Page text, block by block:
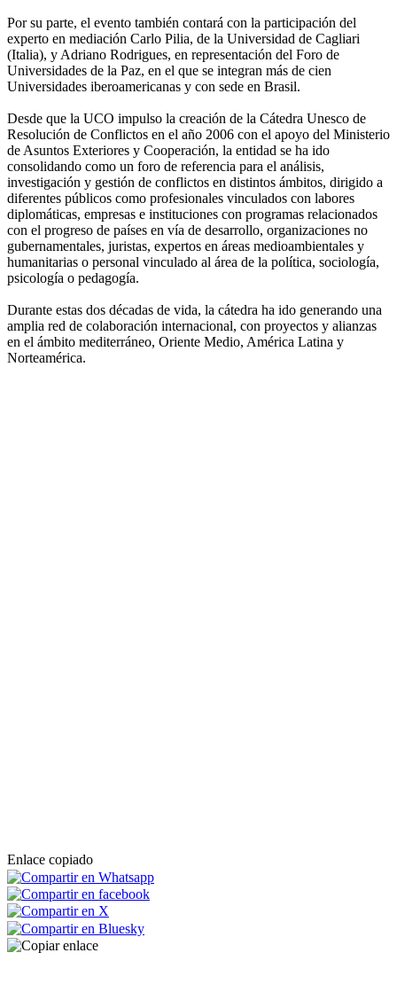
Por su parte, el evento también contará con la participación del
experto en mediación Carlo Pilia, de la Universidad de Cagliari
(Italia), y Adriano Rodrigues, en representación del Foro de
Universidades de la Paz, en el que se integran más de cien
Universidades iberoamericanas y con sede en Brasil.
Desde que la UCO impulso la creación de la Cátedra Unesco de
Resolución de Conflictos en el año 2006 con el apoyo del Ministerio
de Asuntos Exteriores y Cooperación, la entidad se ha ido
consolidando como un foro de referencia para el análisis,
investigación y gestión de conflictos en distintos ámbitos, dirigido a
diferentes públicos como profesionales vinculados con labores
diplomáticas, empresas e instituciones con programas relacionados
con el progreso de países en vía de desarrollo, organizaciones no
gubernamentales, juristas, expertos en áreas medioambientales y
humanitarias o personal vinculado al área de la política, sociología,
psicología o pedagogía.
Durante estas dos décadas de vida, la cátedra ha ido generando una
amplia red de colaboración internacional, con proyectos y alianzas
en el ámbito mediterráneo, Oriente Medio, América Latina y
Norteamérica.
Enlace copiado